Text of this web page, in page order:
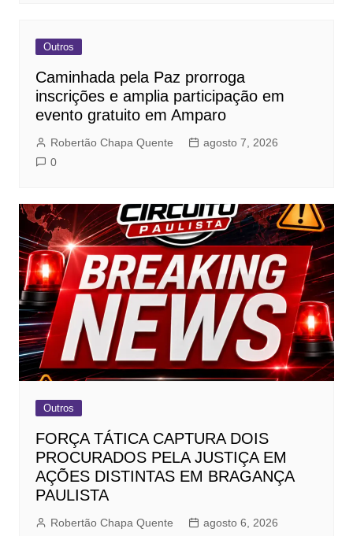
Outros
Caminhada pela Paz prorroga
inscrições e amplia participação em
evento gratuito em Amparo
Robertão Chapa Quente
agosto 7, 2026
0
Outros
FORÇA TÁTICA CAPTURA DOIS
PROCURADOS PELA JUSTIÇA EM
AÇÕES DISTINTAS EM BRAGANÇA
PAULISTA
Robertão Chapa Quente agosto 6, 2026